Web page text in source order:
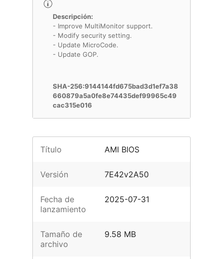
Descripción:
- Improve MultiMonitor support.
- Modify security setting.
- Update MicroCode.
- Update GOP.
SHA-256:9144144fd675bad3d1ef7a38
660879a5a0fe8e74435def99965c49
cac315e016
Título AMI BIOS
Versión 7E42v2A50
Fecha de
lanzamiento
2025-07-31
Tamaño de
archivo
9.58 MB